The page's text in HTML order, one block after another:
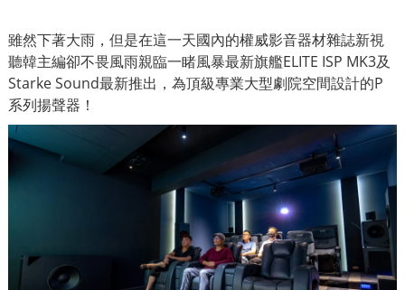
雖然下著大雨，但是在這一天國內的權威影音器材雜誌新視
聽韓主編卻不畏風雨親臨一睹風暴最新旗艦ELITE ISP MK3及
Starke Sound最新推出，為頂級專業大型劇院空間設計的P
系列揚聲器！